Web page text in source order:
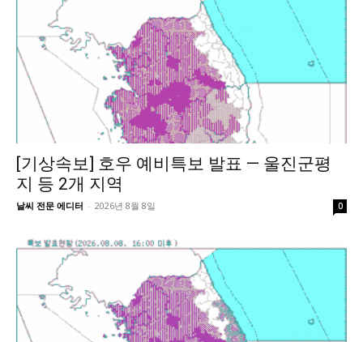
[기상속보] 호우 예비특보 발표 — 울진군평
지 등 2개 지역
날씨 전문 에디터 - 2026년 8월 8일 0